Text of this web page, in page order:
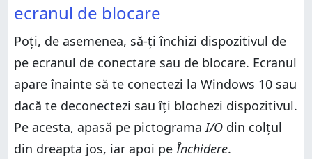
ecranul de blocare
Poți, de asemenea, să-ți închizi dispozitivul de
pe ecranul de conectare sau de blocare. Ecranul
apare înainte să te conectezi la Windows 10 sau
dacă te deconectezi sau îți blochezi dispozitivul.
Pe acesta, apasă pe pictogramaI/O din colțul
din dreapta jos, iar apoi peÎnchidere.